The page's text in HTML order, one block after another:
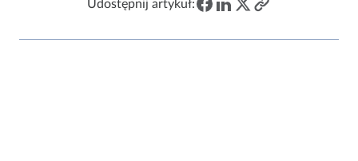
Udostępnij artykuł: